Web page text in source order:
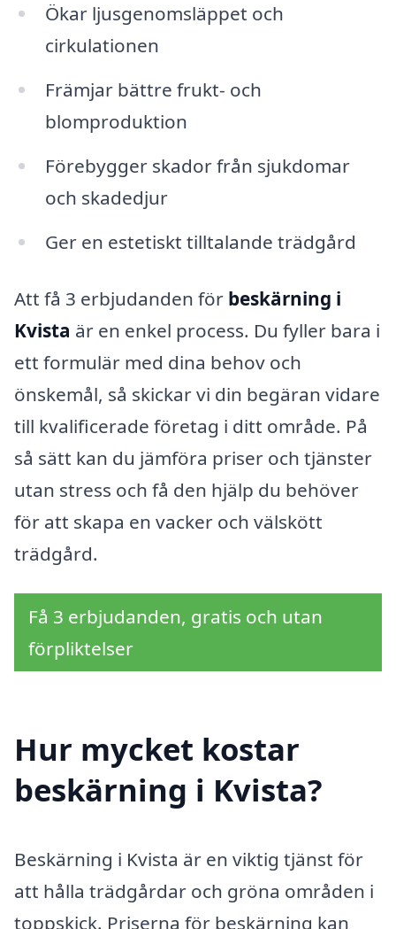
Ökar ljusgenomsläppet och
cirkulationen
Främjar bättre frukt- och
blomproduktion
Förebygger skador från sjukdomar
och skadedjur
Ger en estetiskt tilltalande trädgård
Att få 3 erbjudanden för beskärning i
Kvista är en enkel process. Du fyller bara i
ett formulär med dina behov och
önskemål, så skickar vi din begäran vidare
till kvalificerade företag i ditt område. På
så sätt kan du jämföra priser och tjänster
utan stress och få den hjälp du behöver
för att skapa en vacker och välskött
trädgård.
Få 3 erbjudanden, gratis och utan
förpliktelser
Hur mycket kostar
beskärning i Kvista?
Beskärning i Kvista är en viktig tjänst för
att hålla trädgårdar och gröna områden i
toppskick. Priserna för beskärning kan